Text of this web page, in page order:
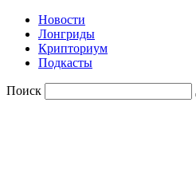
Новости
Лонгриды
Крипториум
Подкасты
Поиск